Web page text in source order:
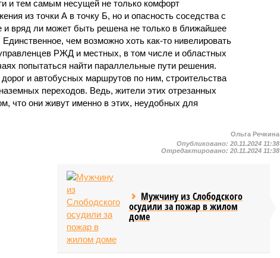
и тем самым несущей не только комфорт
из точки А в точку Б, но и опасность соседства с
и вряд ли может быть решена не только в ближайшее
чем возможно хоть как-то нивелировать
РЖД и местных, в том числе и областных
попытаться найти параллельные пути решения.
и автобусных маршрутов по ним, строительства
переходов. Ведь, жители этих отрезанных
что они живут именно в этих, неудобных для
Ольга Речкина
Опубликовано:20.11.2024 11:38
Отредактировано:20.11.2024 11:38
Мужчину из Слободского
осудили за пожар в жилом
доме